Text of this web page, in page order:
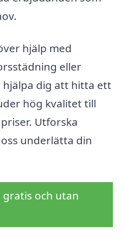
hjälp med
eller
dig att hitta ett
hög kvalitet till
Utforska
underlätta din
gratis och utan